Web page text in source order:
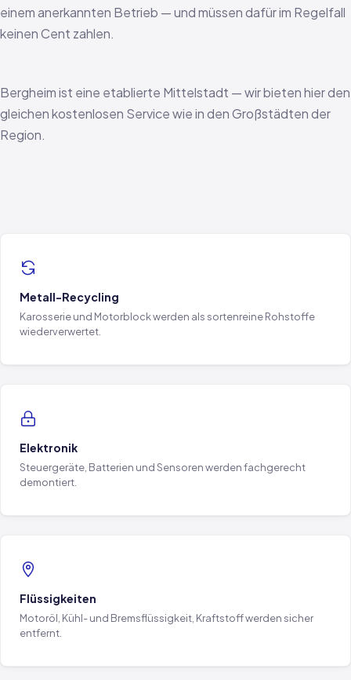
einem anerkannten Betrieb — und müssen dafür im Regelfall
keinen Cent zahlen.
Bergheim ist eine etablierte Mittelstadt — wir bieten hier den
gleichen kostenlosen Service wie in den Großstädten der
Region.
Metall-Recycling
Karosserie und Motorblock werden als sortenreine Rohstoffe
wiederverwertet.
Elektronik
Steuergeräte, Batterien und Sensoren werden fachgerecht
demontiert.
Flüssigkeiten
Motoröl, Kühl- und Bremsflüssigkeit, Kraftstoff werden sicher
entfernt.